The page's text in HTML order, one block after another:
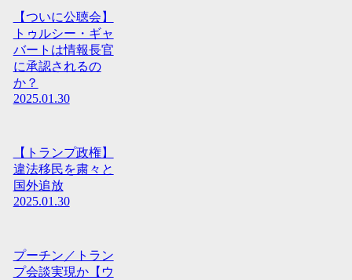
【ついに公聴会】
トゥルシー・ギャ
バートは情報長官
に承認されるの
か？
2025.01.30
【トランプ政権】
違法移民を粛々と
国外追放
2025.01.30
プーチン／トラン
プ会談実現か【ウ